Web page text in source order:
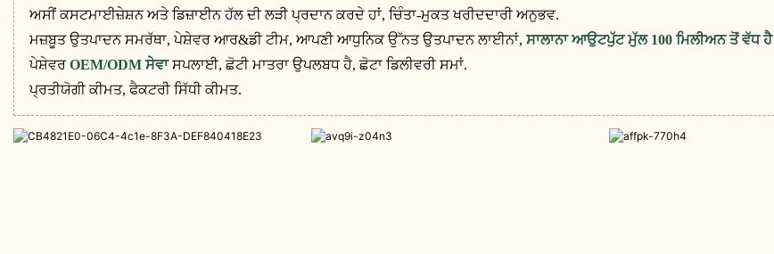
ਅਸੀਂ ਕਸਟਮਾਈਜ਼ੇਸ਼ਨ ਅਤੇ ਡਿਜ਼ਾਈਨ ਹੱਲ ਦੀ ਲੜੀ ਪ੍ਰਦਾਨ ਕਰਦੇ ਹਾਂ, ਚਿੰਤਾ-ਮੁਕਤ ਖਰੀਦਦਾਰੀ ਅਨੁਭਵ.
ਮਜ਼ਬੂਤ ​​ਉਤਪਾਦਨ ਸਮਰੱਥਾ, ਪੇਸ਼ੇਵਰ ਆਰ&ਡੀ ਟੀਮ, ਆਪਣੀ ਆਧੁਨਿਕ ਉੱਨਤ ਉਤਪਾਦਨ ਲਾਈਨਾਂ,ਸਾਲਾਨਾ ਆਉਟਪੁੱਟ ਮੁੱਲ 100 ਮਿਲੀਅਨ ਤੋਂ ਵੱਧ ਹੈ
ਪੇਸ਼ੇਵਰOEM/ODM ਸੇਵਾਸਪਲਾਈ, ਛੋਟੀ ਮਾਤਰਾ ਉਪਲਬਧ ਹੈ, ਛੋਟਾ ਡਿਲੀਵਰੀ ਸਮਾਂ.
ਪ੍ਰਤੀਯੋਗੀ ਕੀਮਤ, ਫੈਕਟਰੀ ਸਿੱਧੀ ਕੀਮਤ.